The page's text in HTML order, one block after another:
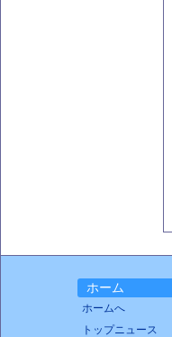
ホーム
ホームへ
トップニュース